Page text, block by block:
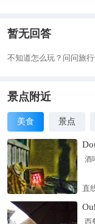
暂无回答
不知道怎么玩？问问旅行
景点附近
美食 景点
酒
直
西